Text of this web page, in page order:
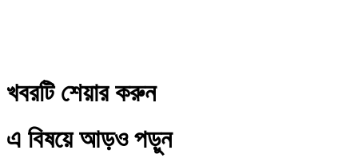
খবরটি শেয়ার করুন
এ বিষয়ে আড়ও পড়ুন